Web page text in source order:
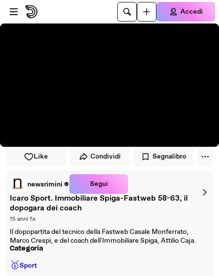
Vai al lettore
Passa al contenuto principale
Accedi
Like Condividi Segnalibro
newsrimini Segui
Icaro Sport. Immobiliare Spiga-Fastweb 58-63, il
dopogara dei coach
15 anni fa
Il dopopartita del tecnico della Fastweb Casale Monferrato,
Marco Crespi, e del coach dell'Immobiliare Spiga, Attilio Caja.
Categoria
🥇Sport